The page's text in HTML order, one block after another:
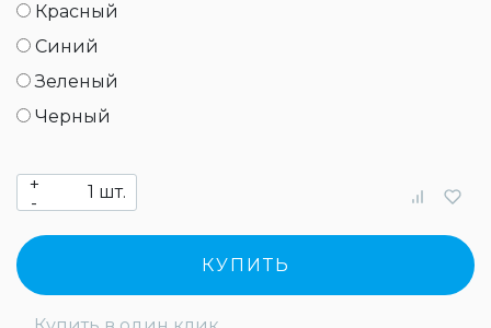
Красный
Синий
Зеленый
Черный
+
-
шт.
КУПИТЬ